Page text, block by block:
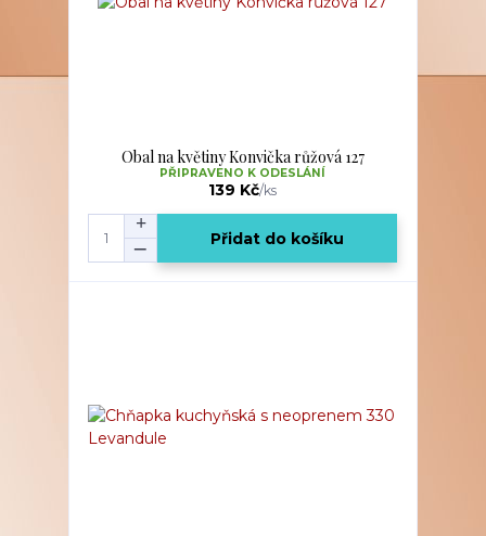
Obal na květiny Konvička růžová 127
139 Kč/ks
PŘIPRAVENO K ODESLÁNÍ
Přidat do košíku